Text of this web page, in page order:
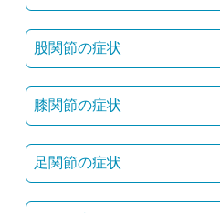
股関節の症状
膝関節の症状
足関節の症状